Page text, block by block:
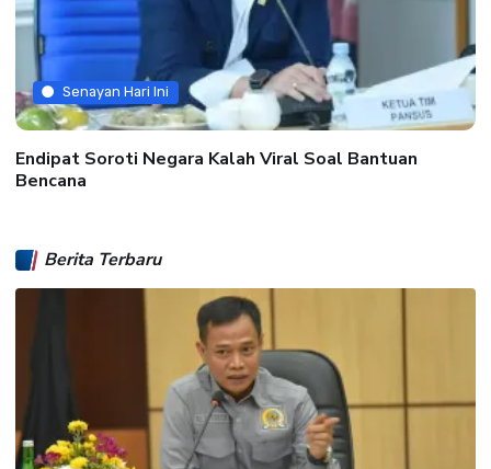
Senayan Hari Ini
Endipat Soroti Negara Kalah Viral Soal Bantuan
Bencana
Berita Terbaru